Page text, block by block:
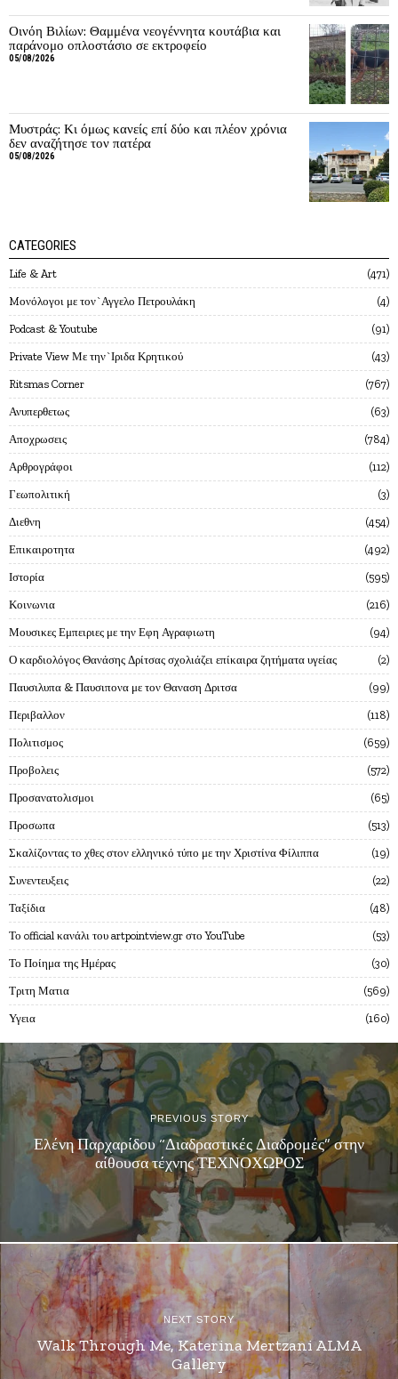
Οινόη Βιλίων: Θαμμένα νεογέννητα κουτάβια και
παράνομο οπλοστάσιο σε εκτροφείο
05/08/2026
Μυστράς: Κι όμως κανείς επί δύο και πλέον χρόνια
δεν αναζήτησε τον πατέρα
05/08/2026
CATEGORIES
Life & Art 471
Mονόλογοι με τον`Αγγελο Πετρουλάκη 4
Podcast & Youtube 91
Private View Με την`Ιριδα Κρητικού 43
Ritsmas Corner 767
Ανυπερθετως 63
Αποχρωσεις 784
Αρθρογράφοι 112
Γεωπολιτική 3
Διεθνη 454
Επικαιροτητα 492
Ιστορία 595
Κοινωνια 216
Μουσικες Εμπειριες με την Εφη Αγραφιωτη 94
Ο καρδιολόγος Θανάσης Δρίτσας σχολιάζει επίκαιρα ζητήματα υγείας 2
Παυσιλυπα & Παυσιπονα με τον Θαναση Δριτσα 99
Περιβαλλον 118
Πολιτισμος 659
Προβολεις 572
Προσανατολισμοι 65
Προσωπα 513
Σκαλίζοντας το χθες στον ελληνικό τύπο με την Χριστίνα Φίλιππα 19
Συνεντευξεις 22
Ταξίδια 48
Το official κανάλι του artpointview.gr στο YouTube 53
Το Ποίημα της Ημέρας 30
Τριτη Ματια 569
Υγεια 160
PREVIOUS STORY
Ελένη Παρχαρίδου “Διαδραστικές Διαδρομές” στην
αίθουσα τέχνης ΤΕΧΝΟΧΩΡΟΣ
NEXT STORY
Walk Through Me, Katerina Mertzani ALMA
Gallery